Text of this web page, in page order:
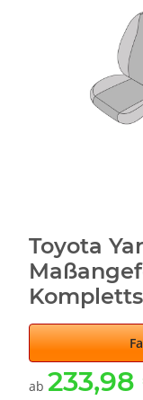
Toyota
ab